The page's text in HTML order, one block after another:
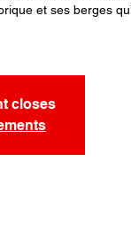
et ses berges
closes